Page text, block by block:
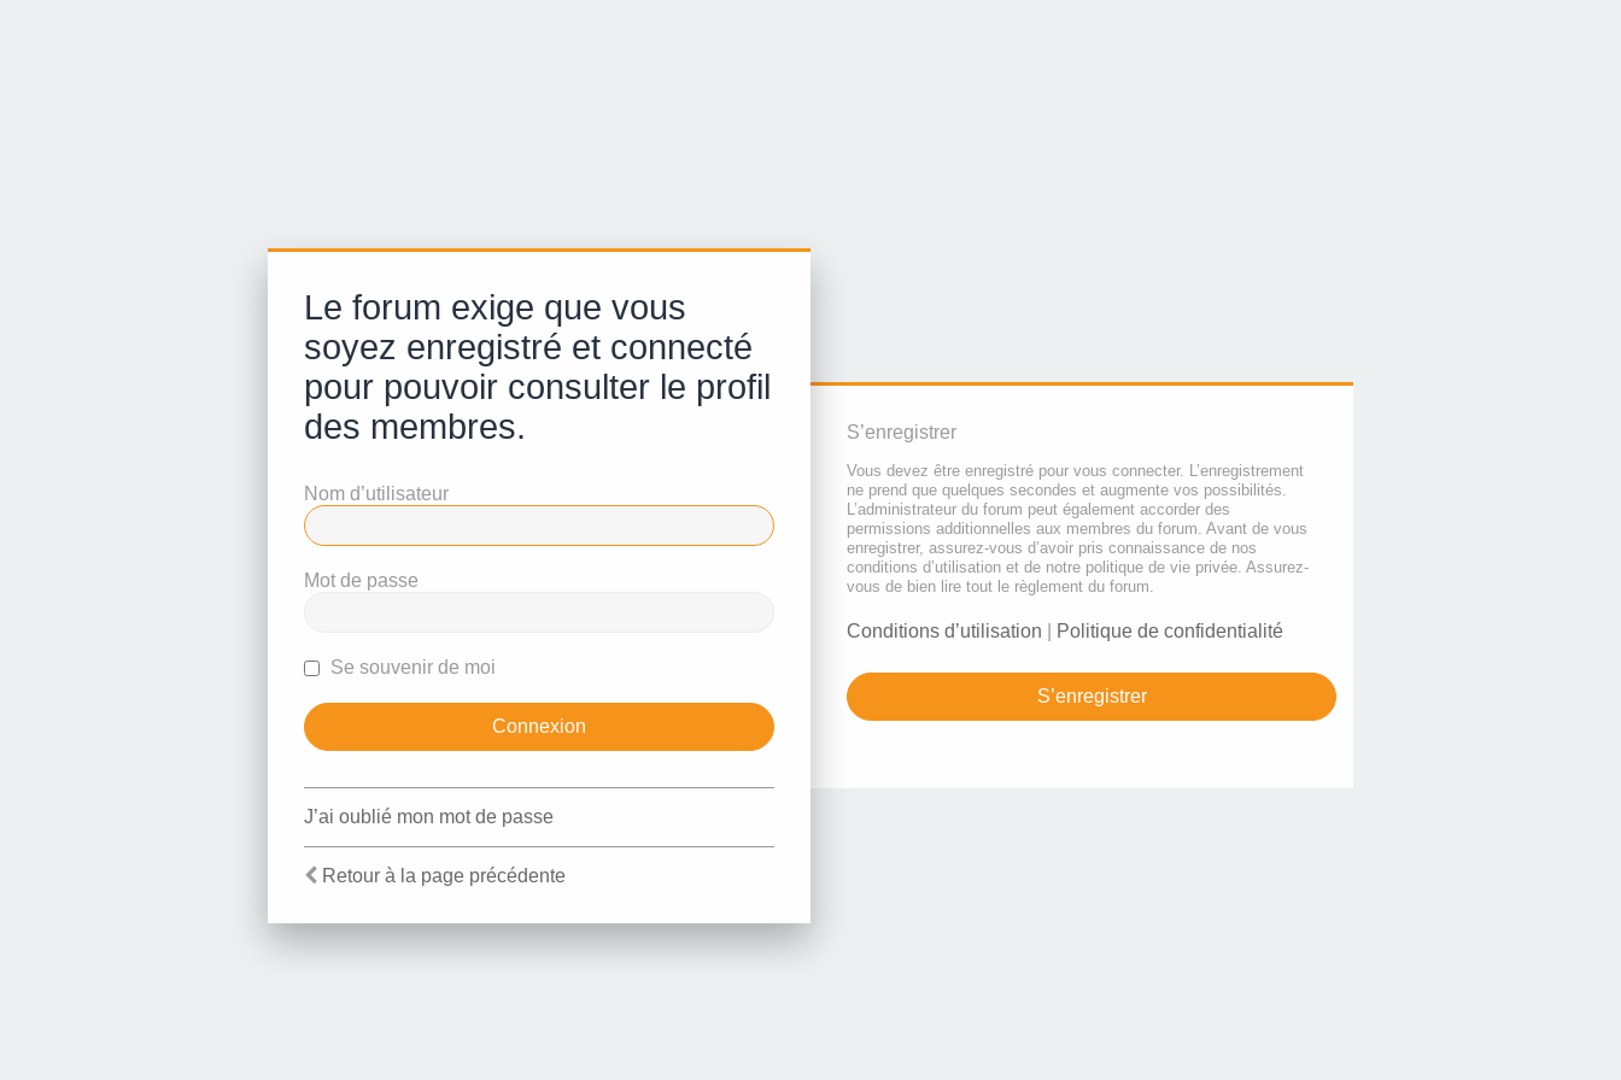
Le forum exige que vous
soyez enregistré et connecté
pour pouvoir consulter le profil
des membres.
Nom d’utilisateur
Mot de passe
Se souvenir de moi
J’ai oublié mon mot de passe
Retour à la page précédente
S’enregistrer
Vous devez être enregistré pour vous connecter. L’enregistrement
ne prend que quelques secondes et augmente vos possibilités.
L’administrateur du forum peut également accorder des
permissions additionnelles aux membres du forum. Avant de vous
enregistrer, assurez-vous d’avoir pris connaissance de nos
conditions d’utilisation et de notre politique de vie privée. Assurez-
vous de bien lire tout le règlement du forum.
Conditions d’utilisation Politique de confidentialité
S’enregistrer